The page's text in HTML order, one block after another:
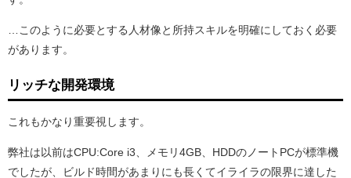
…このように必要とする人材像と所持スキルを明確にしておく必要
があります。
リッチな開発環境
これもかなり重要視します。
弊社は以前はCPU:Core i3、メモリ4GB、HDDのノートPCが標準機
でしたが、ビルド時間があまりにも長くてイライラの限界に達した